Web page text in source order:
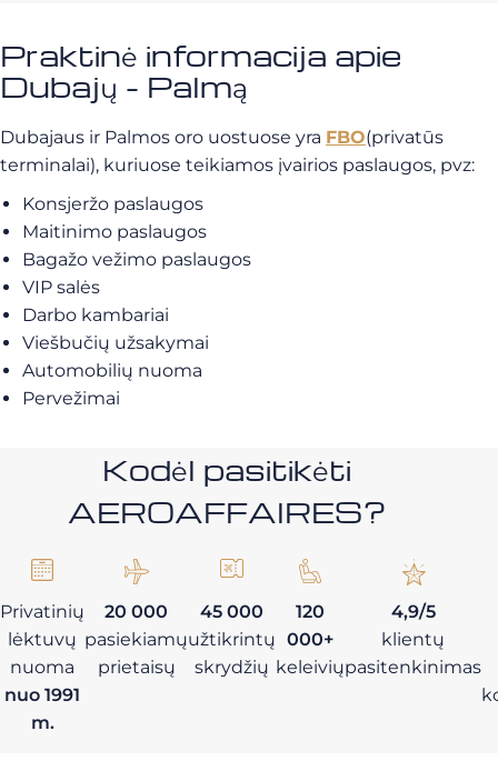
Praktinė informacija apie
Dubajų - Palmą
Dubajaus ir Palmos oro uostuose yra FBO(privatūs
terminalai), kuriuose teikiamos įvairios paslaugos, pvz:
Konsjeržo paslaugos
Maitinimo paslaugos
Bagažo vežimo paslaugos
VIP salės
Darbo kambariai
Viešbučių užsakymai
Automobilių nuoma
Pervežimai
Kodėl pasitikėti
AEROAFFAIRES?
Privatinių
lėktuvų
nuoma
nuo 1991
m.
20 000
pasiekiamų
prietaisų
45 000
užtikrintų
skrydžių
120
000+
keleivių
4,9/5
klientų
pasitenkinimas